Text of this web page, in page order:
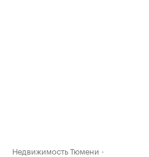
Недвижимость Тюмени